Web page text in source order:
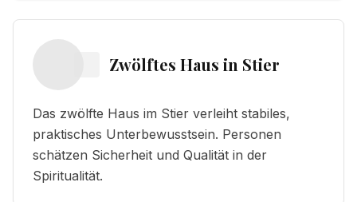
Zwölftes Haus in Stier
Das zwölfte Haus im Stier verleiht stabiles,
praktisches Unterbewusstsein. Personen
schätzen Sicherheit und Qualität in der
Spiritualität.